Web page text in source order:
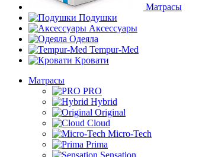
Матрасы
Подушки
Аксессуары
Одеяла
Tempur-Med
Кровати
Матрасы
PRO
Hybrid
Original
Cloud
Micro-Tech
Prima
Sensation